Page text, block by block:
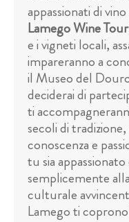
appassionati di
Lamego Wine Tour
e i vigneti locali,
impareranno a
il Museo del
deciderai di
ti
secoli di
conoscenza e
tu sia
semplicemente
culturale
Lamego ti